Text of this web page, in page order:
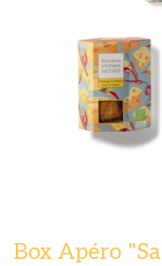
Box Apéro